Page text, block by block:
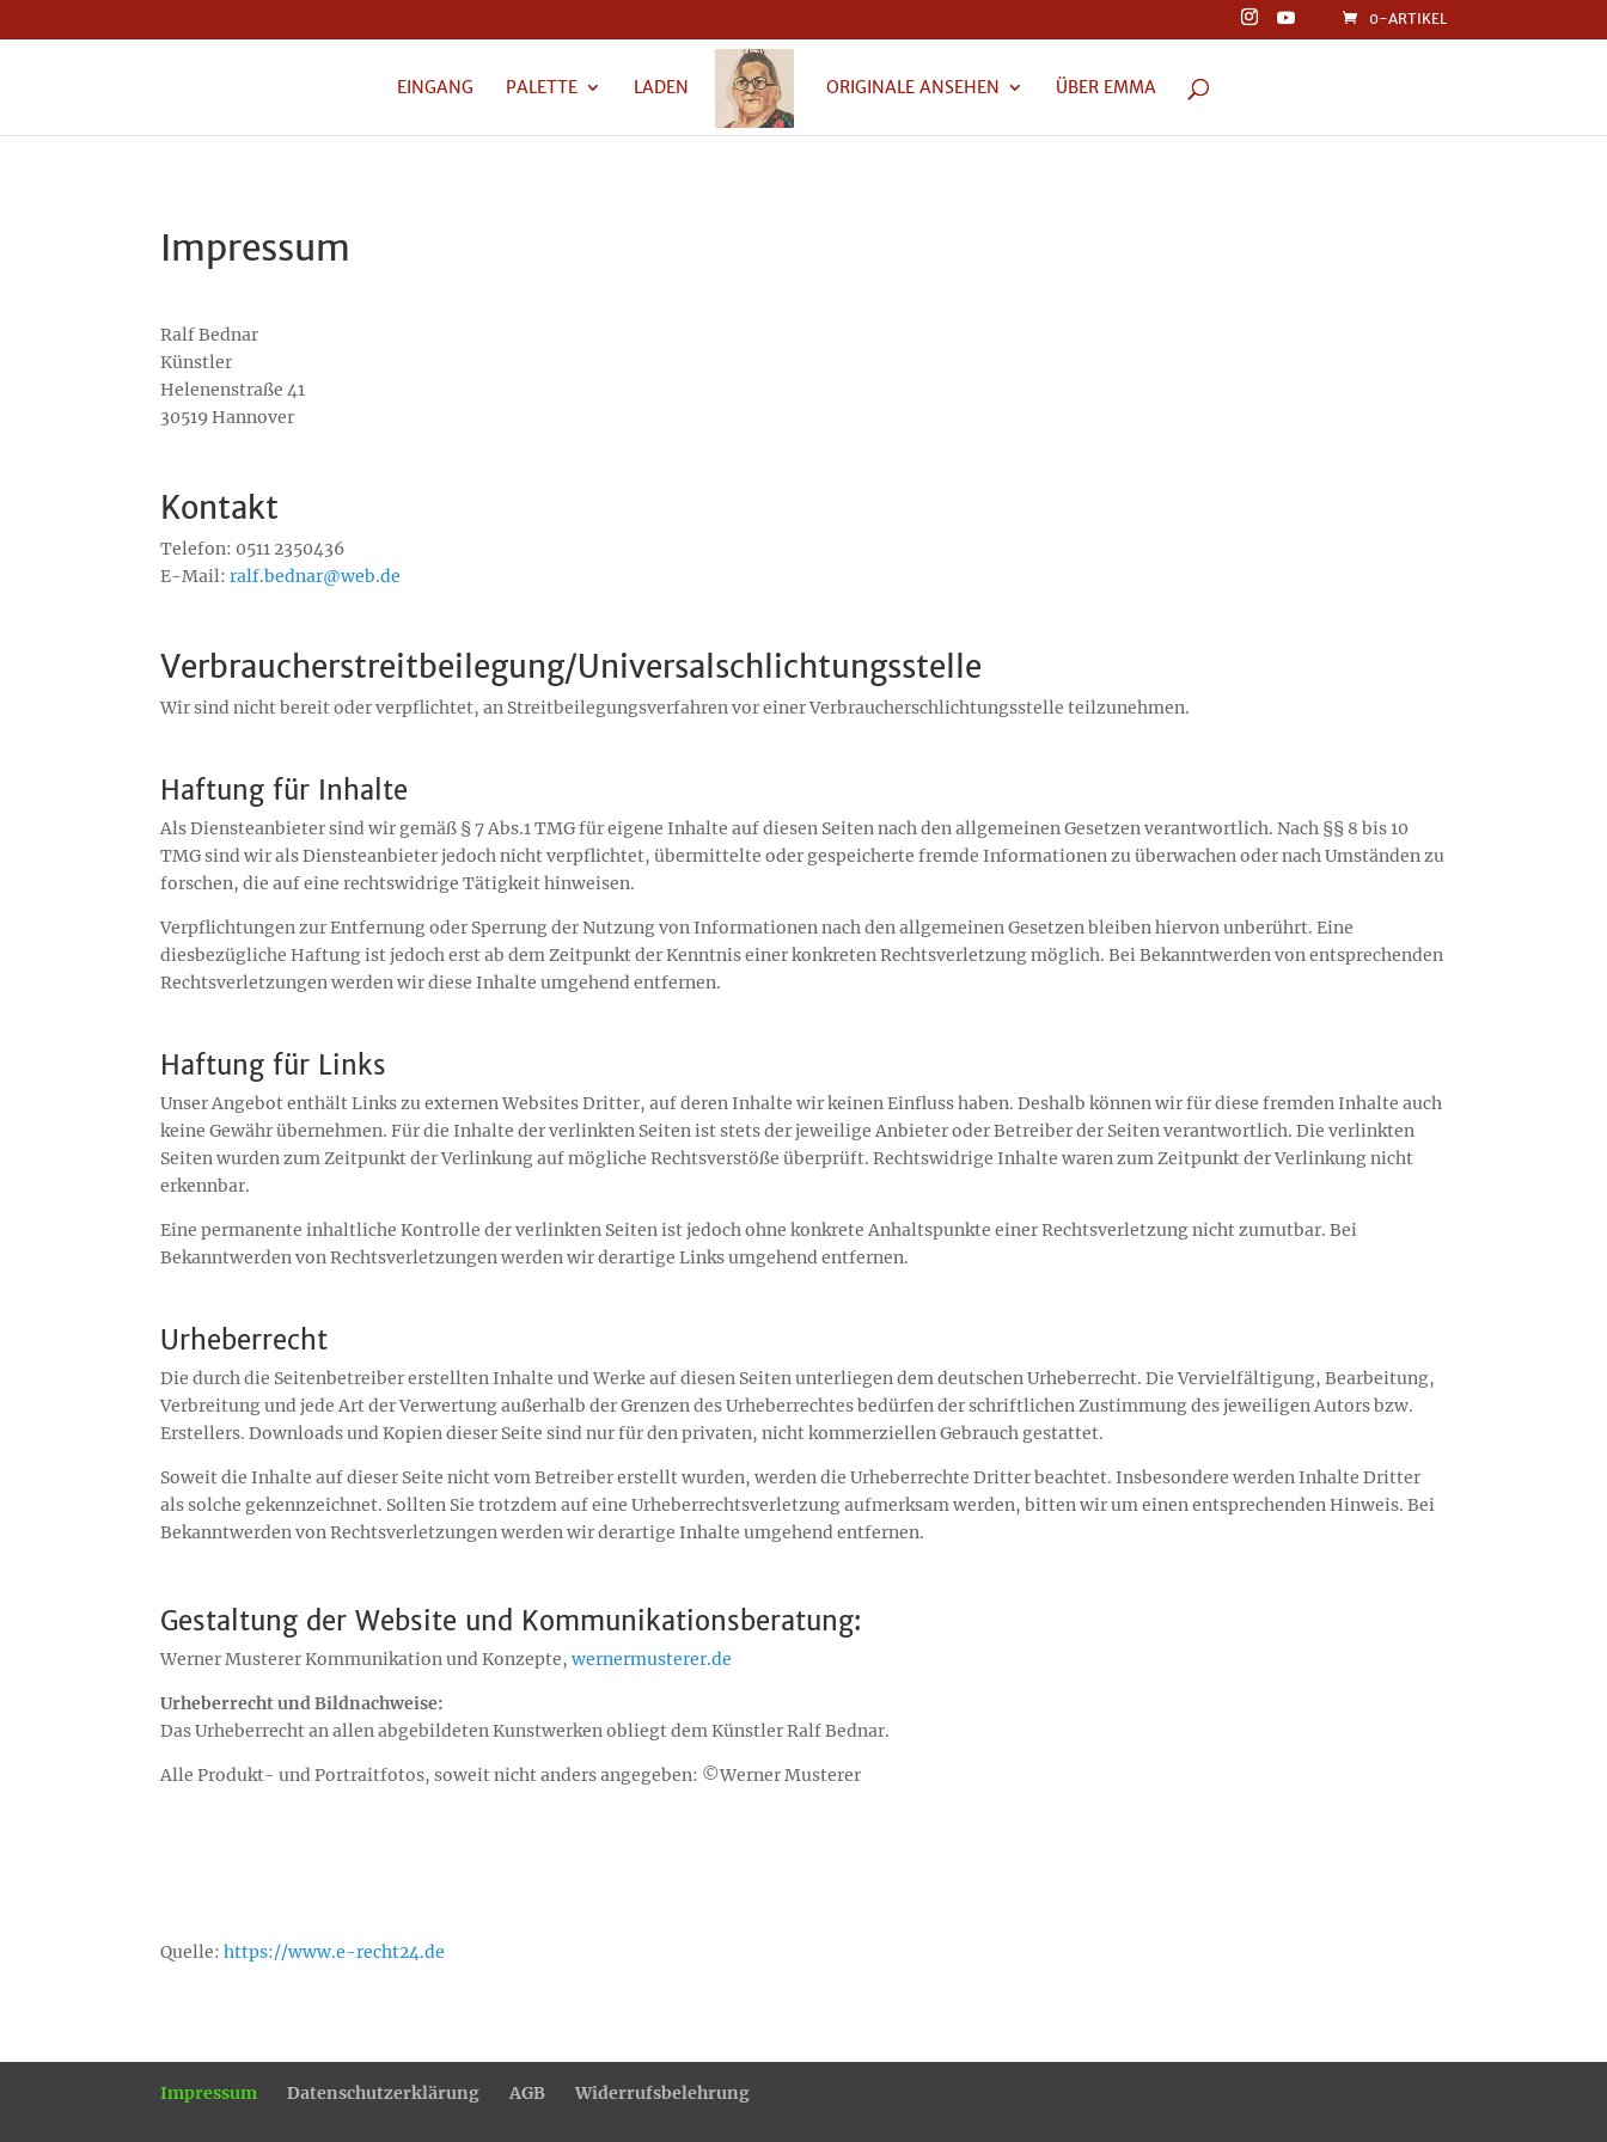
0-ARTIKEL
EINGANG PALETTE LADEN ORIGINALE ANSEHEN ÜBER EMMA
Impressum
Ralf Bednar
Künstler
Helenenstraße 41
30519 Hannover
Kontakt
Telefon: 0511 2350436
E-Mail:ralf.bednar@web.de
Verbraucher­streit­beilegung/Universal­schlichtungs­stelle
Wir sind nicht bereit oder verpflichtet, an Streitbeilegungsverfahren vor einer Verbraucherschlichtungsstelle teilzunehmen.
Haftung für Inhalte
Als Diensteanbieter sind wir gemäß § 7 Abs.1 TMG für eigene Inhalte auf diesen Seiten nach den allgemeinen Gesetzen verantwortlich. Nach §§ 8 bis 10
TMG sind wir als Diensteanbieter jedoch nicht verpflichtet, übermittelte oder gespeicherte fremde Informationen zu überwachen oder nach Umständen zu
forschen, die auf eine rechtswidrige Tätigkeit hinweisen.
Verpflichtungen zur Entfernung oder Sperrung der Nutzung von Informationen nach den allgemeinen Gesetzen bleiben hiervon unberührt. Eine
diesbezügliche Haftung ist jedoch erst ab dem Zeitpunkt der Kenntnis einer konkreten Rechtsverletzung möglich. Bei Bekanntwerden von entsprechenden
Rechtsverletzungen werden wir diese Inhalte umgehend entfernen.
Haftung für Links
Unser Angebot enthält Links zu externen Websites Dritter, auf deren Inhalte wir keinen Einfluss haben. Deshalb können wir für diese fremden Inhalte auch
keine Gewähr übernehmen. Für die Inhalte der verlinkten Seiten ist stets der jeweilige Anbieter oder Betreiber der Seiten verantwortlich. Die verlinkten
Seiten wurden zum Zeitpunkt der Verlinkung auf mögliche Rechtsverstöße überprüft. Rechtswidrige Inhalte waren zum Zeitpunkt der Verlinkung nicht
erkennbar.
Eine permanente inhaltliche Kontrolle der verlinkten Seiten ist jedoch ohne konkrete Anhaltspunkte einer Rechtsverletzung nicht zumutbar. Bei
Bekanntwerden von Rechtsverletzungen werden wir derartige Links umgehend entfernen.
Urheberrecht
Die durch die Seitenbetreiber erstellten Inhalte und Werke auf diesen Seiten unterliegen dem deutschen Urheberrecht. Die Vervielfältigung, Bearbeitung,
Verbreitung und jede Art der Verwertung außerhalb der Grenzen des Urheberrechtes bedürfen der schriftlichen Zustimmung des jeweiligen Autors bzw.
Erstellers. Downloads und Kopien dieser Seite sind nur für den privaten, nicht kommerziellen Gebrauch gestattet.
Soweit die Inhalte auf dieser Seite nicht vom Betreiber erstellt wurden, werden die Urheberrechte Dritter beachtet. Insbesondere werden Inhalte Dritter
als solche gekennzeichnet. Sollten Sie trotzdem auf eine Urheberrechtsverletzung aufmerksam werden, bitten wir um einen entsprechenden Hinweis. Bei
Bekanntwerden von Rechtsverletzungen werden wir derartige Inhalte umgehend entfernen.
Gestaltung der Website und Kommunikationsberatung:
Werner Musterer Kommunikation und Konzepte,wernermusterer.de
Urheberrecht und Bildnachweise:
Das Urheberrecht an allen abgebildeten Kunstwerken obliegt dem Künstler Ralf Bednar.
Alle Produkt- und Portraitfotos, soweit nicht anders angegeben: ©Werner Musterer
Quelle:https://www.e-recht24.de
Impressum Datenschutzerklärung AGB Widerrufsbelehrung